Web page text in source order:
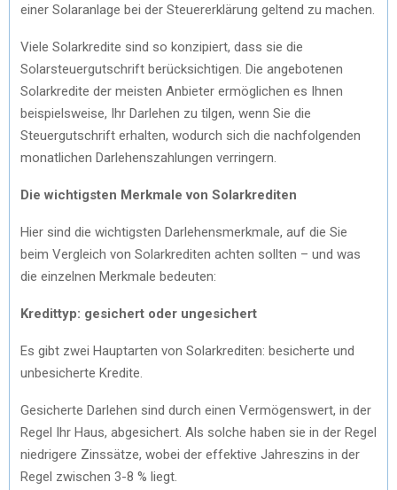
einer Solaranlage bei der Steuererklärung geltend zu machen.
Viele Solarkredite sind so konzipiert, dass sie die
Solarsteuergutschrift berücksichtigen. Die angebotenen
Solarkredite der meisten Anbieter ermöglichen es Ihnen
beispielsweise, Ihr Darlehen zu tilgen, wenn Sie die
Steuergutschrift erhalten, wodurch sich die nachfolgenden
monatlichen Darlehenszahlungen verringern.
Die wichtigsten Merkmale von Solarkrediten
Hier sind die wichtigsten Darlehensmerkmale, auf die Sie
beim Vergleich von Solarkrediten achten sollten – und was
die einzelnen Merkmale bedeuten:
Kredittyp: gesichert oder ungesichert
Es gibt zwei Hauptarten von Solarkrediten: besicherte und
unbesicherte Kredite.
Gesicherte Darlehen sind durch einen Vermögenswert, in der
Regel Ihr Haus, abgesichert. Als solche haben sie in der Regel
niedrigere Zinssätze, wobei der effektive Jahreszins in der
Regel zwischen 3-8 % liegt.